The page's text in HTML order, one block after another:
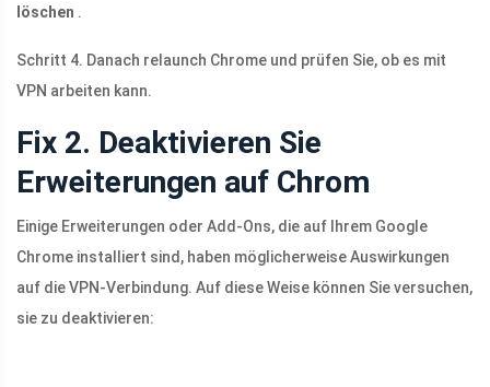
löschen .
Schritt 4. Danach relaunch Chrome und prüfen Sie, ob es mit
VPN arbeiten kann.
Fix 2. Deaktivieren Sie
Erweiterungen auf Chrom
Einige Erweiterungen oder Add-Ons, die auf Ihrem Google
Chrome installiert sind, haben möglicherweise Auswirkungen
auf die VPN-Verbindung. Auf diese Weise können Sie versuchen,
sie zu deaktivieren: